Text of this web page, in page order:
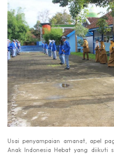
Usai penyampaian amanat, apel
Anak Indonesia Hebat yang diikuti